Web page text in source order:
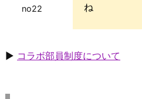
no22
ね
▶ コラボ部員制度について